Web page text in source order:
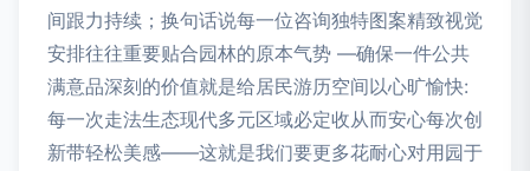
间跟力持续；换句话说每一位咨询独特图案精致视觉
安排往往重要贴合园林的原本气势 —确保一件公共
满意品深刻的价值就是给居民游历空间以心旷愉快:
每一次走法生态现代多元区域必定收从而安心每次创
新带轻松美感——这就是我们要更多花耐心对用园于